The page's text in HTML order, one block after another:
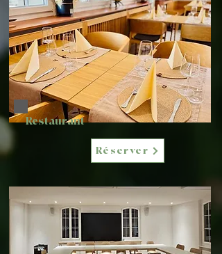
Restaurant
Réserver